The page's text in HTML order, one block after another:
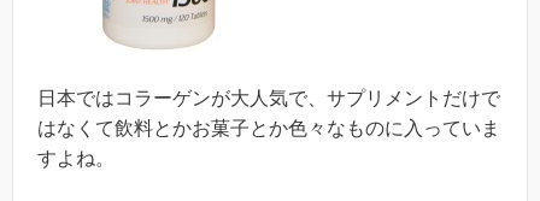
日本ではコラーゲンが大人気で、サプリメントだけで
はなくて飲料とかお菓子とか色々なものに入っていま
すよね。